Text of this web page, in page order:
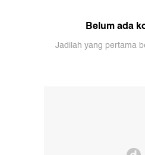
Belum ada
Jadilah yang pertama